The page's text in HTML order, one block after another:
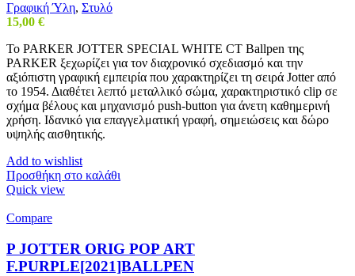
Γραφική Ύλη, Στυλό
15,00 €
Το PARKER JOTTER SPECIAL WHITE CT Ballpen της
PARKER ξεχωρίζει για τον διαχρονικό σχεδιασμό και την
αξιόπιστη γραφική εμπειρία που χαρακτηρίζει τη σειρά Jotter από
το 1954. Διαθέτει λεπτό μεταλλικό σώμα, χαρακτηριστικό clip σε
σχήμα βέλους και μηχανισμό push-button για άνετη καθημερινή
χρήση. Ιδανικό για επαγγελματική γραφή, σημειώσεις και δώρο
υψηλής αισθητικής.
Add to wishlist
Προσθήκη στο καλάθι
Quick view
Compare
Ρ JOTTER ORIG ΡΟΡ ART
F.PURPLE[2021]BALLPEN